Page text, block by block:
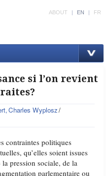
ABOUT | EN | FR
si l’on revient
Charles Wyplosz
contraintes politiques
qu’elles soient issues
la pression sociale, de la
parlementaire ou